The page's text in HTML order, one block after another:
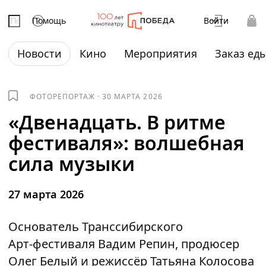
Помощь Войти
Новости Кино Мероприятия Заказ
ФОТОРЕПОРТАЖ ·30 МАРТА 2026
«Двенадцать. В ритме
фестиваля»: волшебная
сила музыки
27 марта 2026
Основатель Транссибирского
Арт‑фестиваля Вадим Репин, продюсер
Олег Белый и режиссёр Татьяна Колосова